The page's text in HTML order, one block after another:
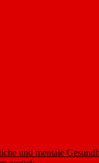
und mentale